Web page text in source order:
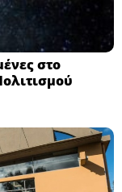
στο